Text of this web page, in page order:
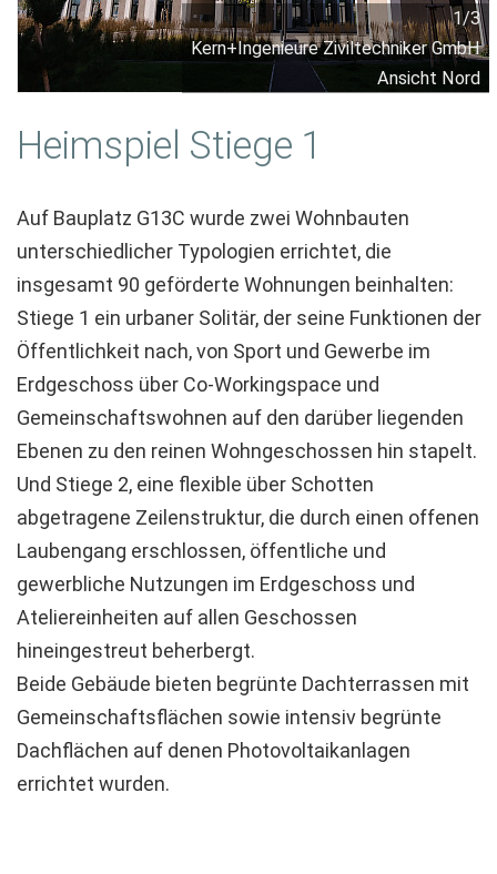
1/3
Kern+Ingenieure Ziviltechniker GmbH
Ansicht Nord
Heimspiel Stiege 1
Auf Bauplatz G13C wurde zwei Wohnbauten
unterschiedlicher Typologien errichtet, die
insgesamt 90 geförderte Wohnungen beinhalten:
Stiege 1 ein urbaner Solitär, der seine Funktionen der
Öffentlichkeit nach, von Sport und Gewerbe im
Erdgeschoss über Co-Workingspace und
Gemeinschaftswohnen auf den darüber liegenden
Ebenen zu den reinen Wohngeschossen hin stapelt.
Und Stiege 2, eine flexible über Schotten
abgetragene Zeilenstruktur, die durch einen offenen
Laubengang erschlossen, öffentliche und
gewerbliche Nutzungen im Erdgeschoss und
Ateliereinheiten auf allen Geschossen
hineingestreut beherbergt.
Beide Gebäude bieten begrünte Dachterrassen mit
Gemeinschaftsflächen sowie intensiv begrünte
Dachflächen auf denen Photovoltaikanlagen
errichtet wurden.